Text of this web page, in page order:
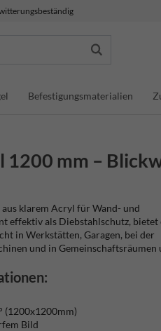
Befestigungsmaterialien
1200 mm –
klarem Acryl für Wand- und
effektiv als Diebstahlschutz, bietet
in Werkstätten, Garagen, bei der
und in Gemeinschaftsräumen
(1200x1200mm)
Bild